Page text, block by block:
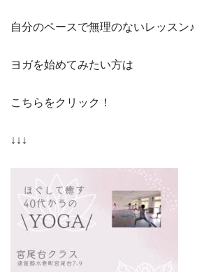
自分のペースで無理のないレッスン♪
ヨガを始めてみたい方は
こちらをクリック！
↓↓↓